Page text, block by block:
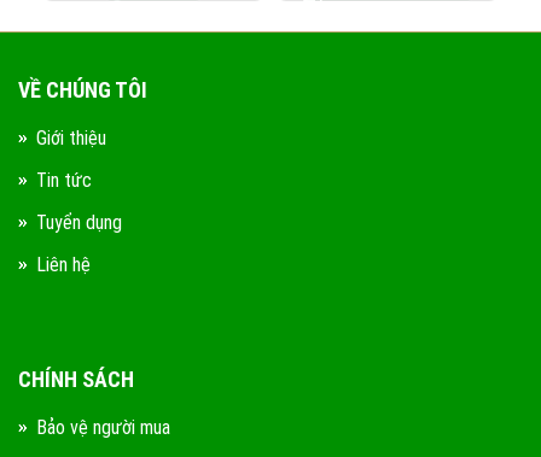
VỀ CHÚNG TÔI
Giới thiệu
Tin tức
Tuyển dụng
Liên hệ
CHÍNH SÁCH
Bảo vệ người mua